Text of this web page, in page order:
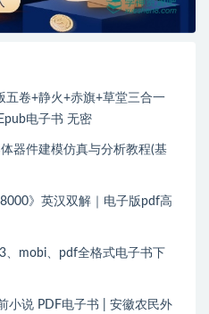
五卷+静火+赤旗+草堂三合一
电子书 无密
器件建模仿真与分析教程(基
》英汉双解｜电子版pdf高
、mobi、pdf全格式电子书下
小说 PDF电子书 | 安徽农民外